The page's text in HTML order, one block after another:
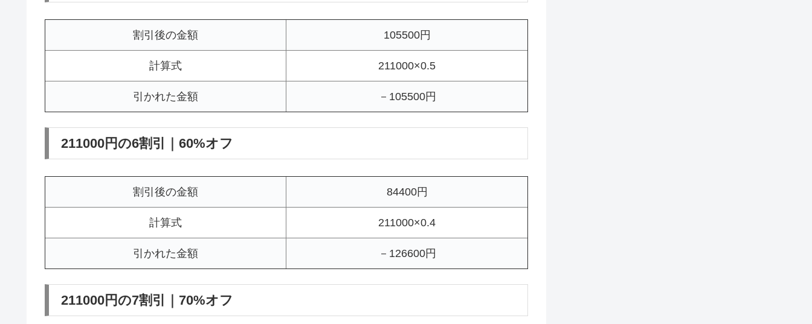
割引後の金額 105500円
計算式 211000×0.5
引かれた金額 －105500円
211000円の6割引｜60%オフ
割引後の金額 84400円
計算式 211000×0.4
引かれた金額 －126600円
211000円の7割引｜70%オフ